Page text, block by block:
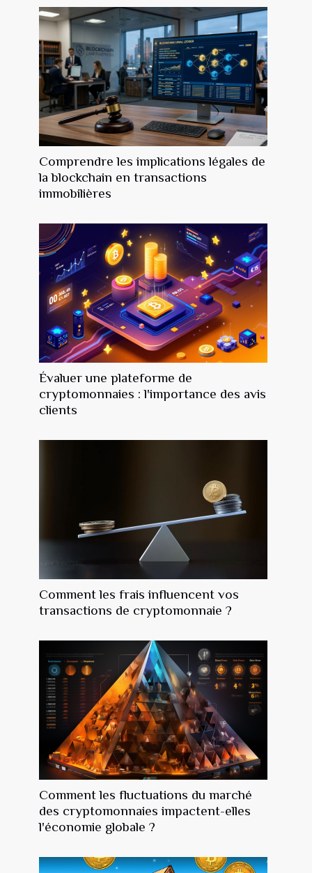
Comprendre les implications légales de
la blockchain en transactions
immobilières
Évaluer une plateforme de
cryptomonnaies : l'importance des avis
clients
Comment les frais influencent vos
transactions de cryptomonnaie ?
Comment les fluctuations du marché
des cryptomonnaies impactent-elles
l'économie globale ?